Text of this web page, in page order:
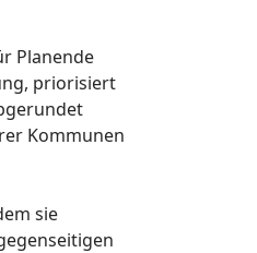
Planende
priorisiert
Kommunen
sie